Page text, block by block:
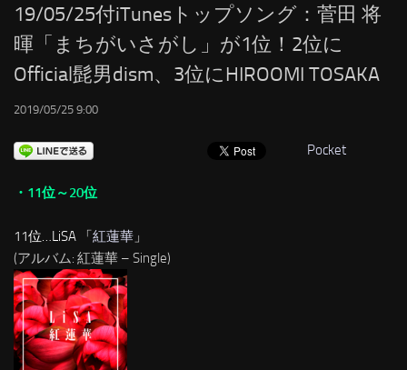
RSS
LINKS
19/05/25付iTunesトップソング：菅田 将
暉「まちがいさがし」が1位！2位に
Official髭男dism、3位にHIROOMI TOSAKA
2019/05/25 9:00
Pocket
・11位～20位
11位…LiSA 「紅蓮華 」
(アルバム: 紅蓮華 – Single)